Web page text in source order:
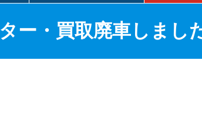
ー・買取廃車しまし